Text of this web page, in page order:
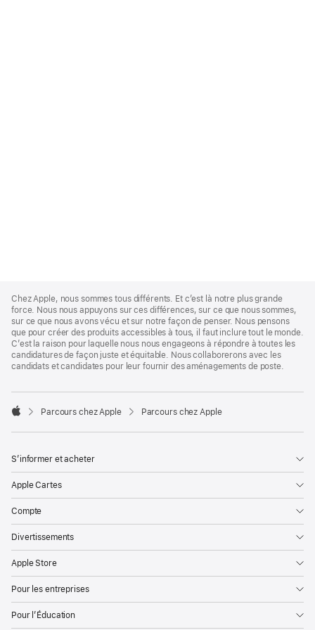
Footer
Chez Apple, nous sommes tous différents. Et c’est là notre plus grande
force. Nous nous appuyons sur ces différences, sur ce que nous sommes,
sur ce que nous avons vécu et sur notre façon de penser. Nous pensons
que pour créer des produits accessibles à tous, il faut inclure tout le monde.
C’est la raison pour laquelle nous nous engageons à répondre à toutes les
candidatures de façon juste et équitable. Nous collaborerons avec les
candidats et candidates pour leur fournir des aménagements de poste.

Parcours chez Apple Parcours chez Apple
S’informer et acheter
Apple Cartes
Compte
Divertissements
Apple Store
Pour les entreprises
Pour l’Éducation